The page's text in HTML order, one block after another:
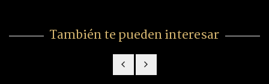
También te pueden interesar